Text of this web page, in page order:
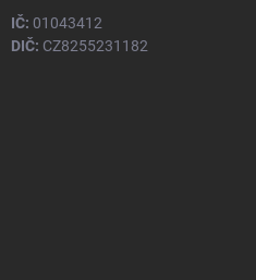
IČ: 01043412
DIČ: CZ8255231182